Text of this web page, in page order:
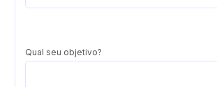
Qual seu objetivo?